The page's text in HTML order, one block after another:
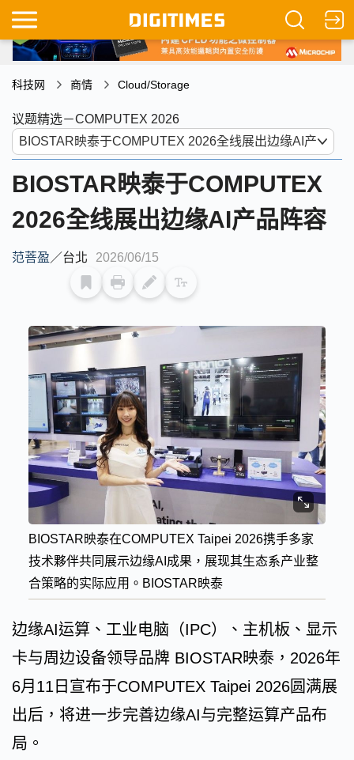
科技网 商情 Cloud/Storage
议题精选－COMPUTEX 2026
BIOSTAR映泰于COMPUTEX
2026全线展出边缘AI产品阵容
范菩盈／台北 2026/06/15
BIOSTAR映泰在COMPUTEX Taipei 2026携手多家
技术夥伴共同展示边缘AI成果，展现其生态系产业整
合策略的实际应用。BIOSTAR映泰
边缘AI运算、工业电脑（IPC）、主机板、显示
卡与周边设备领导品牌 BIOSTAR映泰，2026年
6月11日宣布于COMPUTEX Taipei 2026圆满展
出后，将进一步完善边缘AI与完整运算产品布
局。